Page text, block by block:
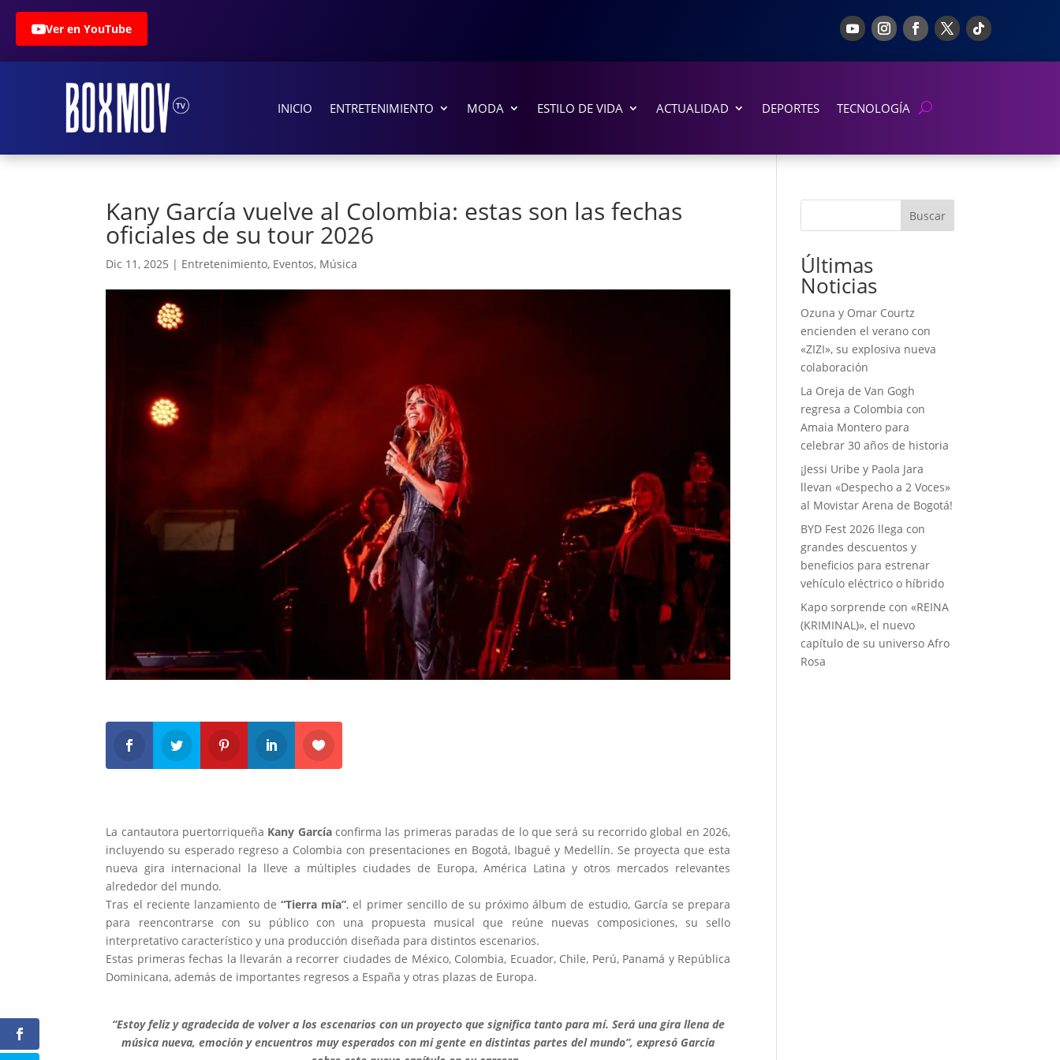
Ver en YouTube
INICIO ENTRETENIMIENTO MODA ESTILO DE VIDA ACTUALIDAD DEPORTES TECNOLOGÍA
Kany García vuelve al Colombia: estas son las fechas
oficiales de su tour 2026
Dic 11, 2025 | Entretenimiento, Eventos, Música
La cantautora puertorriqueña Kany Garcíaconfirma las primeras paradas de lo que será su recorrido global en 2026,
incluyendo su esperado regreso a Colombia con presentaciones en Bogotá, Ibagué y Medellín. Se proyecta que esta
nueva gira internacional la lleve a múltiples ciudades de Europa, América Latina y otros mercados relevantes
alrededor del mundo.
Tras el reciente lanzamiento de“Tierra mía”, el primer sencillo de su próximo álbum de estudio, García se prepara
para reencontrarse con su público con una propuesta musical que reúne nuevas composiciones, su sello
interpretativo característico y una producción diseñada para distintos escenarios.
Estas primeras fechas la llevarán a recorrer ciudades de México, Colombia, Ecuador, Chile, Perú, Panamá y República
Dominicana, además de importantes regresos a España y otras plazas de Europa.
“Estoy feliz y agradecida de volver a los escenarios con un proyecto que significa tanto para mí. Será una gira llena de
música nueva, emoción y encuentros muy esperados con mi gente en distintas partes del mundo”, expresó García
Buscar
Últimas
Noticias
Ozuna y Omar Courtz
encienden el verano con
«ZIZI», su explosiva nueva
colaboración
La Oreja de Van Gogh
regresa a Colombia con
Amaia Montero para
celebrar 30 años de historia
¡Jessi Uribe y Paola Jara
llevan «Despecho a 2 Voces»
al Movistar Arena de Bogotá!
BYD Fest 2026 llega con
grandes descuentos y
beneficios para estrenar
vehículo eléctrico o híbrido
Kapo sorprende con «REINA
(KRIMINAL)», el nuevo
capítulo de su universo Afro
Rosa